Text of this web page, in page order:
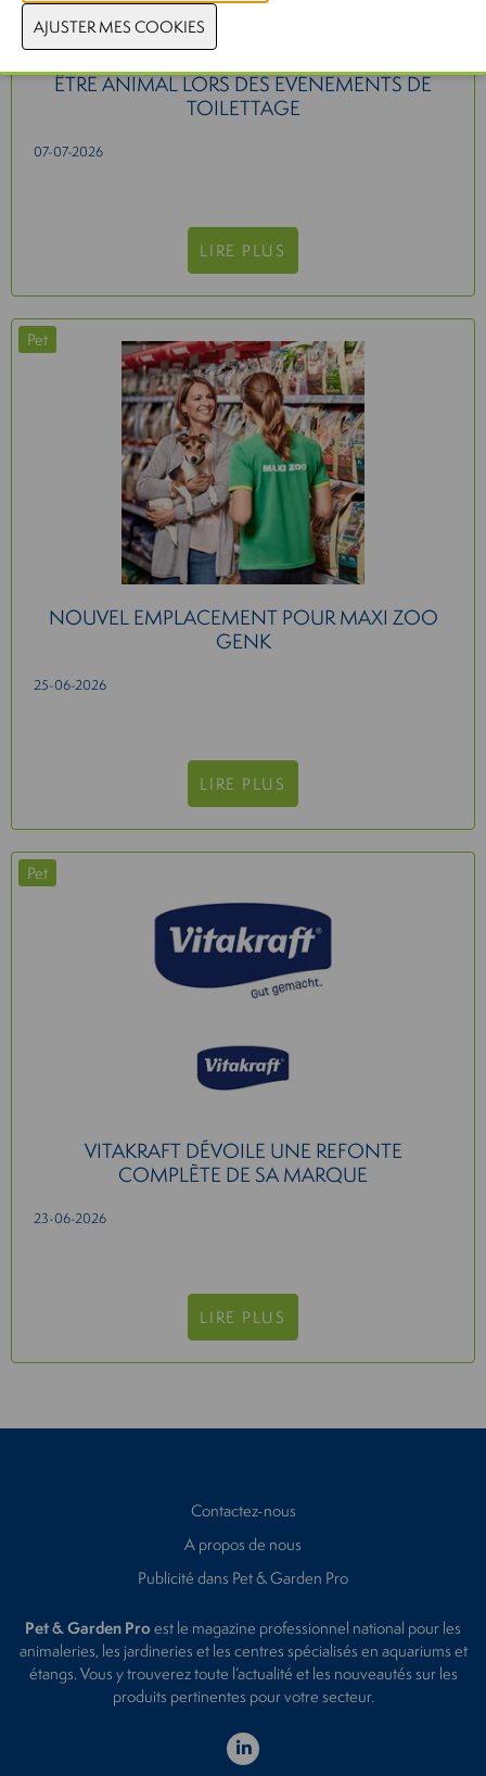
L'INTERNATIONAL GROOMING SOCIETY
ÊTRE ANIMAL LORS DES ÉVÉNEMENTS DE
TOILETTAGE
07-07-2026
LIRE PLUS
Pet
NOUVEL EMPLACEMENT POUR MAXI ZOO
GENK
25-06-2026
LIRE PLUS
Pet
VITAKRAFT DÉVOILE UNE REFONTE
COMPLÈTE DE SA MARQUE
23-06-2026
LIRE PLUS
Contactez-nous
A propos de nous
Publicité dans Pet & Garden Pro
Pet & Garden Proest le magazine professionnel national pour les
animaleries, les jardineries et les centres spécialisés en aquariums et
étangs. Vous y trouverez toute l’actualité et les nouveautés sur les
produits pertinentes pour votre secteur.